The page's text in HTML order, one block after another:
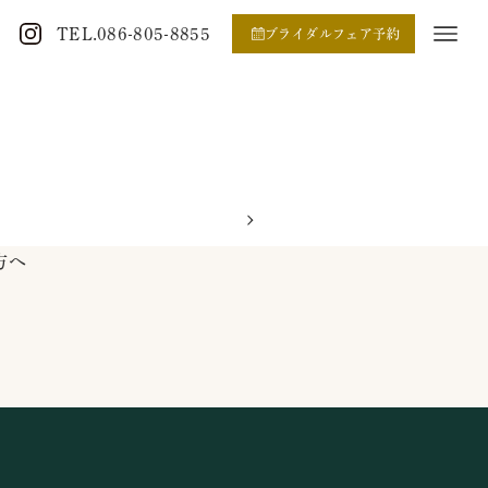
TEL.086-805-8855 ブライダルフェア予約
へ